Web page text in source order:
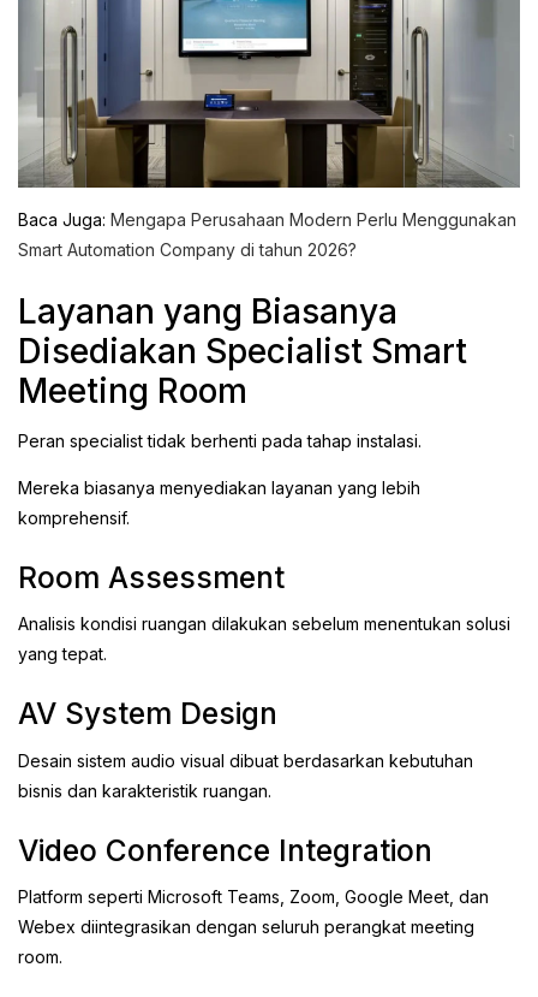
Baca Juga: Mengapa Perusahaan Modern Perlu Menggunakan
Smart Automation Company di tahun 2026?
Layanan yang Biasanya
Disediakan Specialist Smart
Meeting Room
Peran specialist tidak berhenti pada tahap instalasi.
Mereka biasanya menyediakan layanan yang lebih
komprehensif.
Room Assessment
Analisis kondisi ruangan dilakukan sebelum menentukan solusi
yang tepat.
AV System Design
Desain sistem audio visual dibuat berdasarkan kebutuhan
bisnis dan karakteristik ruangan.
Video Conference Integration
Platform seperti Microsoft Teams, Zoom, Google Meet, dan
Webex diintegrasikan dengan seluruh perangkat meeting
room.